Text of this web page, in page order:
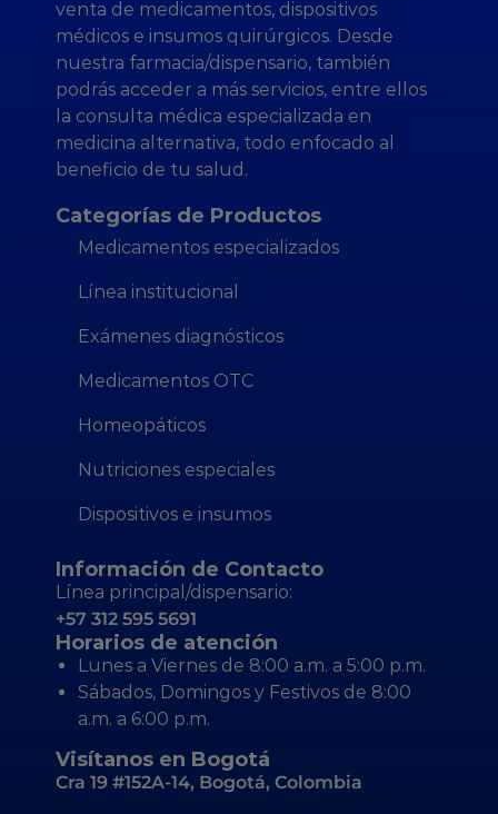
venta de medicamentos, dispositivos
médicos e insumos quirúrgicos. Desde
nuestra farmacia/dispensario, también
podrás acceder a más servicios, entre ellos
la consulta médica especializada en
medicina alternativa, todo enfocado al
beneficio de tu salud.
Categorías de Productos
Medicamentos especializados
Línea institucional
Exámenes diagnósticos
Medicamentos OTC
Homeopáticos
Nutriciones especiales
Dispositivos e insumos
Información de Contacto
Línea principal/dispensario:
+57 312 595 5691
Horarios de atención
Lunes a Viernes de 8:00 a.m. a 5:00 p.m.
Sábados, Domingos y Festivos de 8:00
a.m. a 6:00 p.m.
Visítanos en Bogotá
Cra 19 #152A-14, Bogotá, Colombia